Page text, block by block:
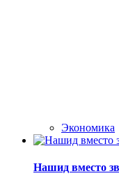
Экономика
Нашид вместо